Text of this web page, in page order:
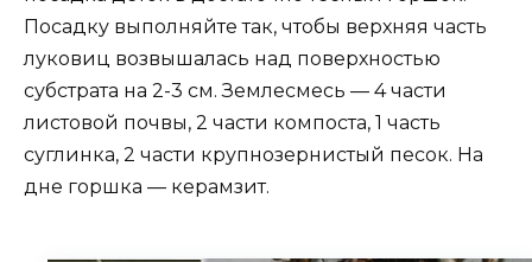
Посадку выполняйте так, чтобы верхняя часть
луковиц возвышалась над поверхностью
субстрата на 2-3 см. Землесмесь — 4 части
листовой почвы, 2 части компоста, 1 часть
суглинка, 2 части крупнозернистый песок. На
дне горшка — керамзит.